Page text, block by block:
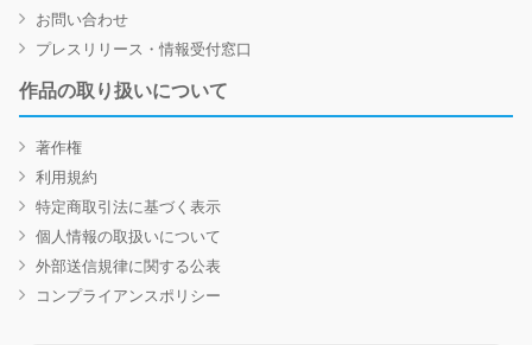
お問い合わせ
プレスリリース・情報受付窓口
作品の取り扱いについて
著作権
利用規約
特定商取引法に基づく表示
個人情報の取扱いについて
外部送信規律に関する公表
コンプライアンスポリシー